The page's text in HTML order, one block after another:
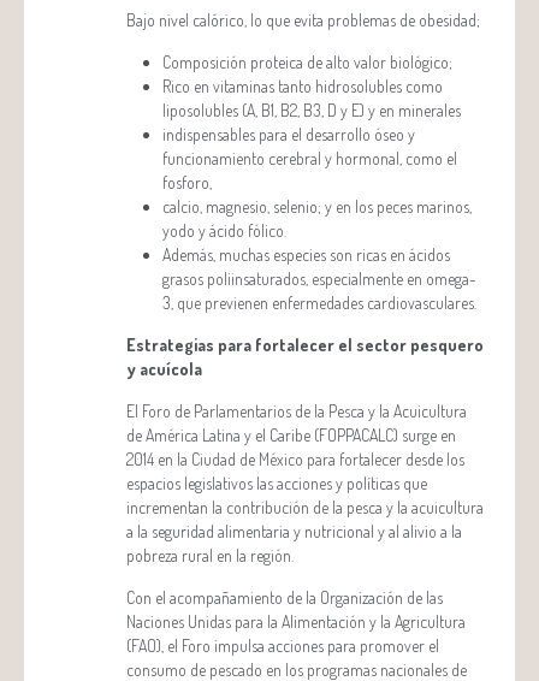
Bajo nivel calórico, lo que evita problemas de obesidad;
Composición proteica de alto valor biológico;
Rico en vitaminas tanto hidrosolubles como
liposolubles (A, B1, B2, B3, D y E) y en minerales
indispensables para el desarrollo óseo y
funcionamiento cerebral y hormonal, como el
fosforo,
calcio, magnesio, selenio; y en los peces marinos,
yodo y ácido fólico.
Además, muchas especies son ricas en ácidos
grasos poliinsaturados, especialmente en omega-
3, que previenen enfermedades cardiovasculares.
Estrategias para fortalecer el sector pesquero
y acuícola
El Foro de Parlamentarios de la Pesca y la Acuicultura
de América Latina y el Caribe (FOPPACALC) surge en
2014 en la Ciudad de México para fortalecer desde los
espacios legislativos las acciones y políticas que
incrementan la contribución de la pesca y la acuicultura
a la seguridad alimentaria y nutricional y al alivio a la
pobreza rural en la región.
Con el acompañamiento de la Organización de las
Naciones Unidas para la Alimentación y la Agricultura
(FAO), el Foro impulsa acciones para promover el
consumo de pescado en los programas nacionales de